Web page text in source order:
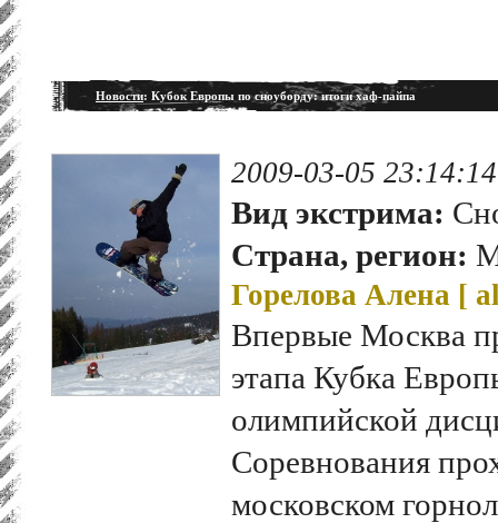
Новости: Кубок Европы по сноуборду: итоги хаф-пайпа
2009-03-05 23:14:14
Вид экстрима:
Страна, регион:
Горелова Алена [
Впервые Москва
этапа Кубка
олимпийской
Соревнования
московском